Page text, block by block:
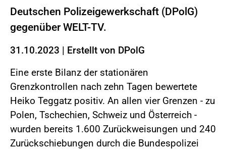
Deutschen Polizeigewerkschaft (DPolG)
gegenüber WELT-TV.
31.10.2023 | Erstellt von DPolG
Eine erste Bilanz der stationären
Grenzkontrollen nach zehn Tagen bewertete
Heiko Teggatz positiv. An allen vier Grenzen - zu
Polen, Tschechien, Schweiz und Österreich -
wurden bereits 1.600 Zurückweisungen und 240
Zurückschiebungen durch die Bundespolizei